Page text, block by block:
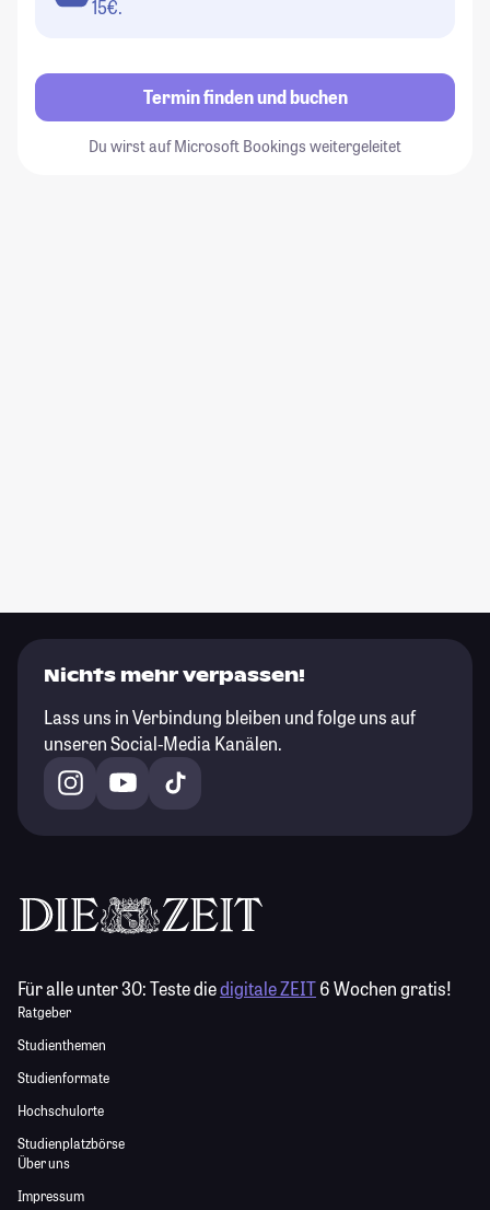
15€.
Termin finden und buchen
Du wirst auf Microsoft Bookings weitergeleitet
Nichts mehr verpassen!
Lass uns in Verbindung bleiben und folge uns auf
unseren Social-Media Kanälen.
Für alle unter 30:Teste diedigitale ZEIT6 Wochen gratis!
Ratgeber
Studienthemen
Studienformate
Hochschulorte
Studienplatzbörse
Über uns
Impressum